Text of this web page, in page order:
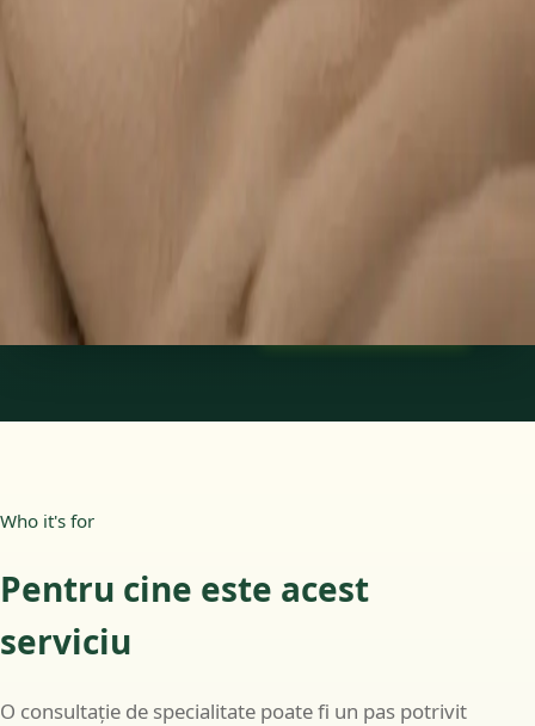
copilului? Pediatrul nostru autorizat CMR oferă consultații
185 lei
Duration
15 min
Aflați mai multe
Medic pediatru specialist — evaluare
pediatrică complexă online
Who it's for
Pentru cine este acest
serviciu
O consultație de specialitate poate fi un pas potrivit